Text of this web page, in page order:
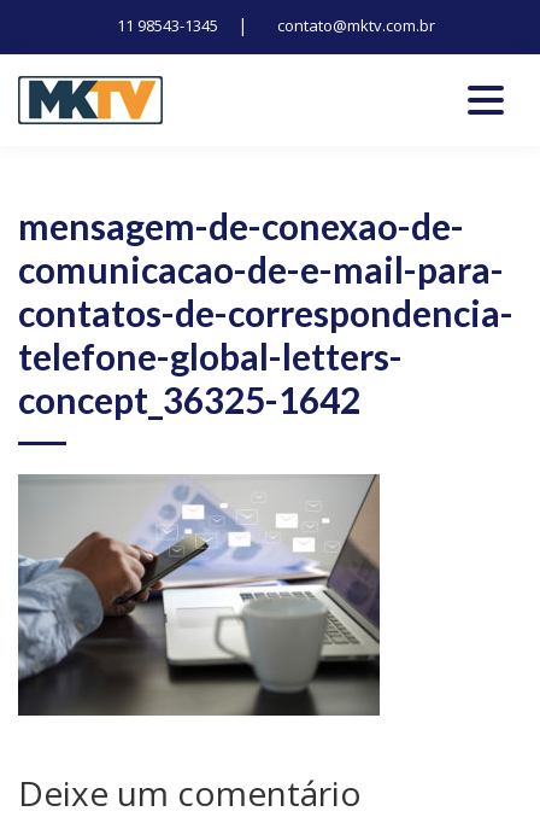
11 98543-1345 | contato@mktv.com.br
content
mensagem-de-conexao-de-
comunicacao-de-e-mail-para-
contatos-de-correspondencia-
telefone-global-letters-
concept_36325-1642
Deixe um comentário